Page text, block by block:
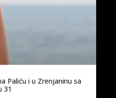
Paliću i u Zrenjaninu sa
31